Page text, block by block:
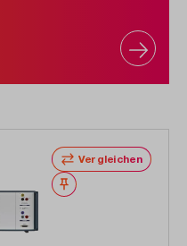
Vergleichen
Merken